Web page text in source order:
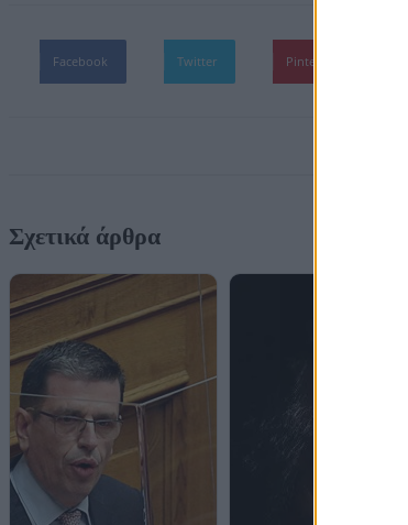
Facebook Twitter Pinterest
Σχετικά άρθρα